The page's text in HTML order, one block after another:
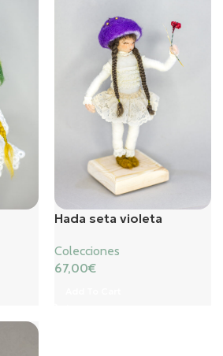
Hada seta violeta
Colecciones
67,00€